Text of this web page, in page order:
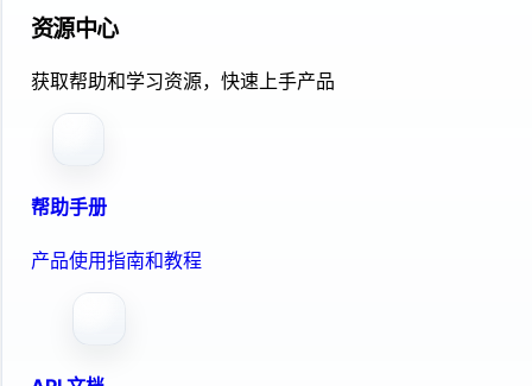
资源中心
获取帮助和学习资源，快速上手产品
帮助手册
产品使用指南和教程